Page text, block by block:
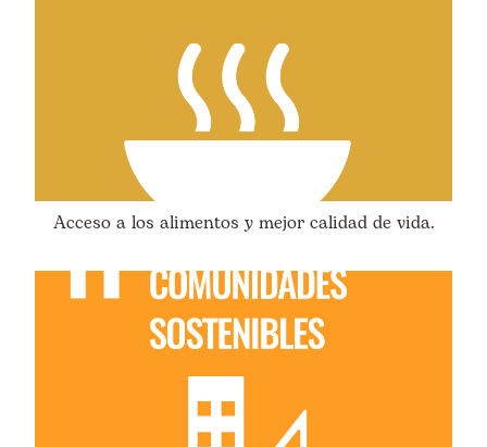
Acceso a los alimentos y mejor calidad de vida.